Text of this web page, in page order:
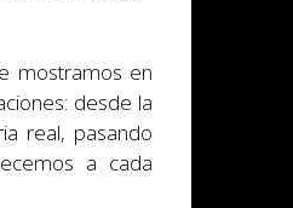
mostramos en
desde la
real, pasando
a cada